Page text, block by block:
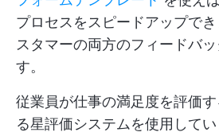
プロセスをスピードアップで
スタマーの両方のフィードバ
す。
従業員が仕事の満足度を評価
る星評価システムを使用して